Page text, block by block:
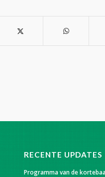
RECENTE UPDATES
Programma van de